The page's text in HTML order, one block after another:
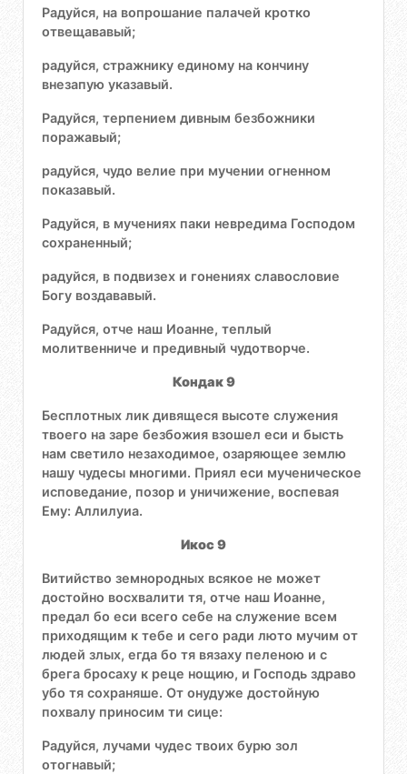
Радуйся, на вопрошание палачей кротко
отвещававый;
радуйся, стражнику единому на кончину
внезапую указавый.
Радуйся, терпением дивным безбожники
поражавый;
радуйся, чудо велие при мучении огненном
показавый.
Радуйся, в мучениях паки невредима Господом
сохраненный;
радуйся, в подвизех и гонениях славословие
Богу воздававый.
Радуйся, отче наш Иоанне, теплый
молитвенниче и предивный чудотворче.
Кондак 9
Бесплотных лик дивящеся высоте служения
твоего на заре безбожия взошел еси и бысть
нам светило незаходимое, озаряющее землю
нашу чудесы многими. Приял еси мученическое
исповедание, позор и уничижение, воспевая
Ему: Аллилуиа.
Икос 9
Витийство земнородных всякое не может
достойно восхвалити тя, отче наш Иоанне,
предал бо еси всего себе на служение всем
приходящим к тебе и сего ради люто мучим от
людей злых, егда бо тя вязаху пеленою и с
брега бросаху к реце нощию, и Господь здраво
убо тя сохраняше. От онудуже достойную
похвалу приносим ти сице:
Радуйся, лучами чудес твоих бурю зол
отогнавый;